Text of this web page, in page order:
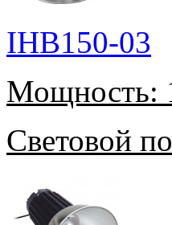
IHB150-03
Мощность:
Световой